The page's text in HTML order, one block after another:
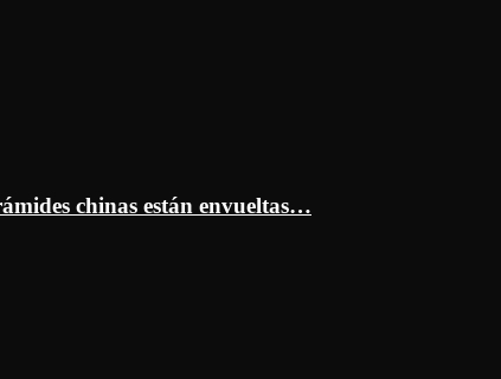
chinas están envueltas…